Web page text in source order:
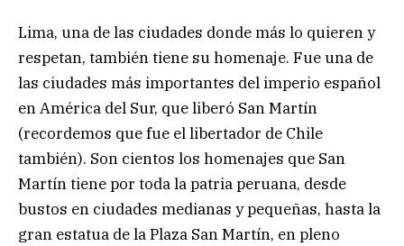
Lima, una de las ciudades donde más lo quieren y
respetan, también tiene su homenaje. Fue una de
las ciudades más importantes del imperio español
en América del Sur, que liberó San Martín
(recordemos que fue el libertador de Chile
también). Son cientos los homenajes que San
Martín tiene por toda la patria peruana, desde
bustos en ciudades medianas y pequeñas, hasta la
gran estatua de la Plaza San Martín, en pleno